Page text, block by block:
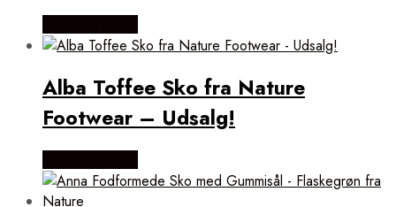
Alba Toffee Sko fra Nature
Footwear – Udsalg!